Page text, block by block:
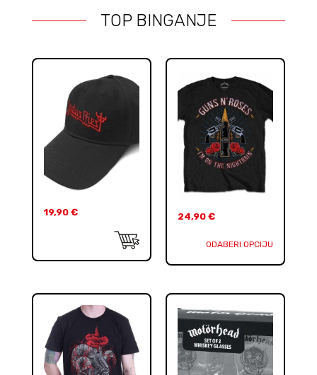
TOP BINGANJE
19,90 € 24,90 €
ODABERI OPCIJU